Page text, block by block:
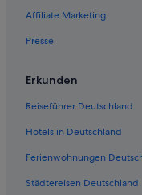
Mietwagen in Arico
Beliebteste
Mietwagen in London
Mietwagen in Paris
Mietwagen in Cancún
Affiliate Marketing
Presse
Erkunden
Reiseführer Deutschland
Hotels in Deutschland
Ferienwohnungen
Städtereisen Deutschland